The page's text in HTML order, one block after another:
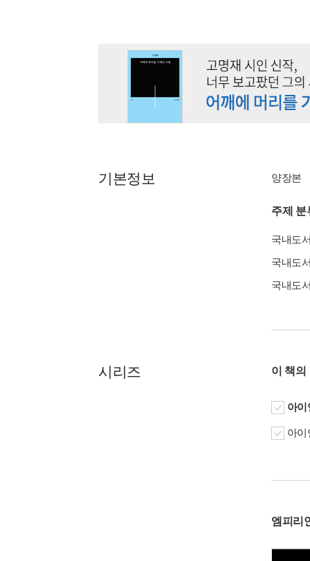
기본정보 양장본
주제 분
국내도
국내도
국내도
시리즈 이 책의
아이
아이
엠피리